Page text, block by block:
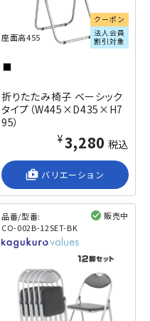
クーポン
法人会員
割引対象
座面高455
折りたたみ椅子 ベーシック
タイプ（W445×D435×H7
95）
¥3,280 税込
shop_2 バリエーション
品番/型番:
CO-002B-12SET-BK
販売中